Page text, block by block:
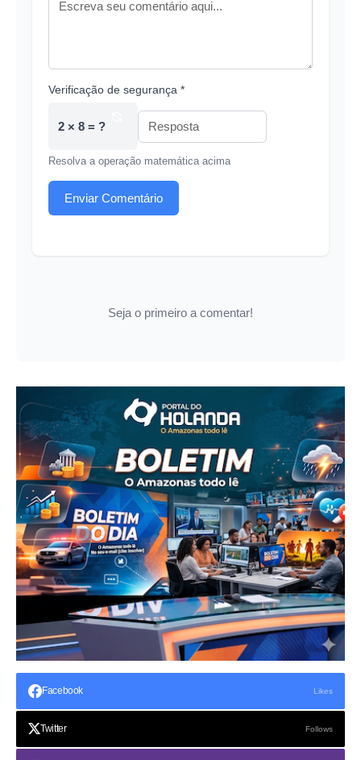
Verificação de segurança *
2 × 8 = ?
Resolva a operação matemática acima
Enviar Comentário
Seja o primeiro a comentar!
Facebook Likes
Twitter Follows